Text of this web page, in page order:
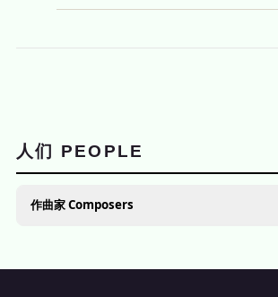
人们 PEOPLE
作曲家 Composers